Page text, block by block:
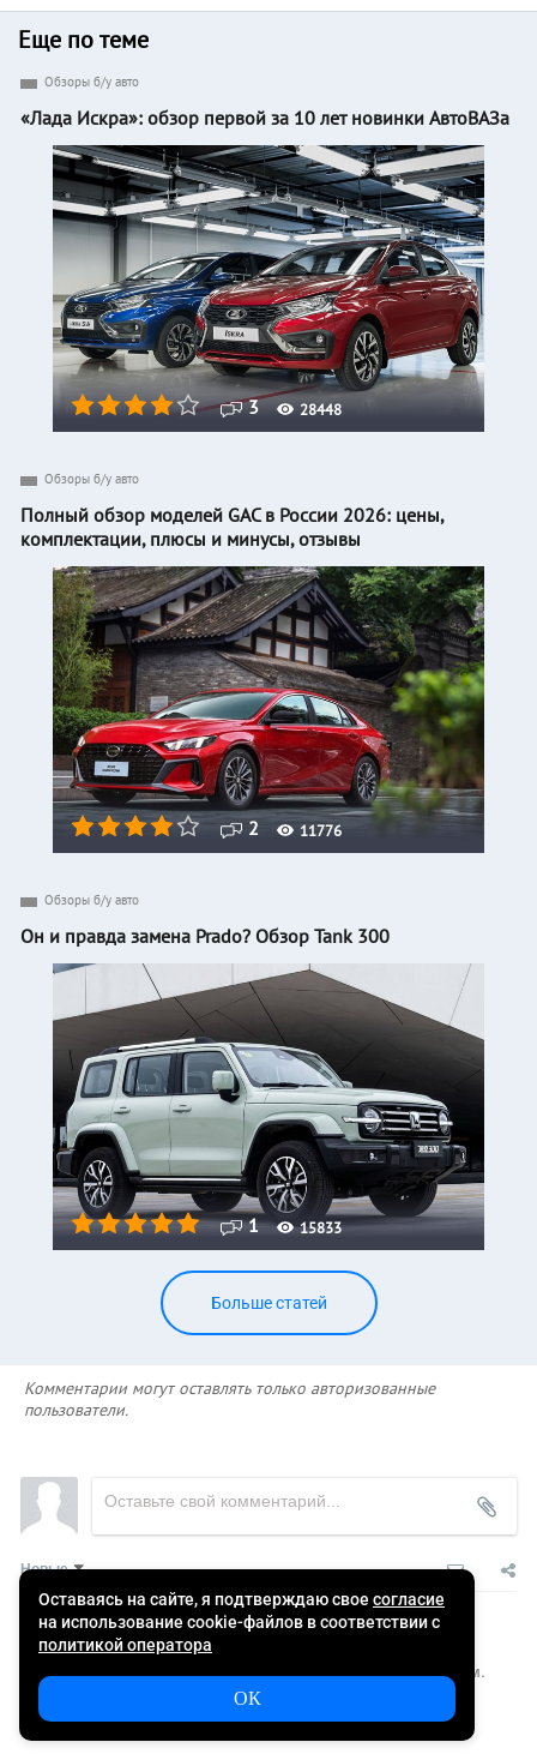
Еще по теме
3 28448
Обзоры б/у авто
«Лада Искра»: обзор первой за 10 лет новинки АвтоВАЗа
2 11776
Обзоры б/у авто
Полный обзор моделей GAC в России 2026: цены,
комплектации, плюсы и минусы, отзывы
1 15833
Обзоры б/у авто
Он и правда замена Prado? Обзор Tank 300
Больше статей
Комментарии могут оставлять только авторизованные
пользователи.
Новые
Никто ещё не оставил комментариев, станьте первым.